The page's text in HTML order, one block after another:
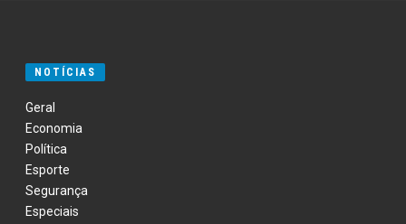
NOTÍCIAS
Geral
Economia
Política
Esporte
Segurança
Especiais